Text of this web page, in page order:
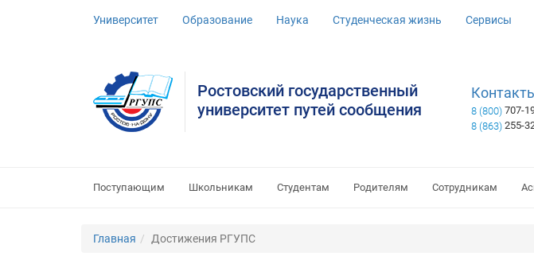
Университет Образование Наука Студенческая жизнь Сервисы
Ростовский государственный
университет путей сообщения
8 (800) 707-
8 (863) 255-
Поступающим Школьникам Студентам Родителям Сотрудникам
Главная Достижения РГУПС